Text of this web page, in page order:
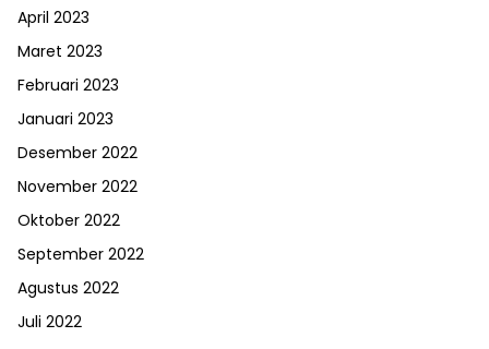
April 2023
Maret 2023
Februari 2023
Januari 2023
Desember 2022
November 2022
Oktober 2022
September 2022
Agustus 2022
Juli 2022